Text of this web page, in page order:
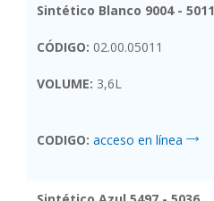
Sintético Blanco 9004 - 5011
CÓDIGO: 02.00.05011
VOLUME: 3,6L
CODIGO: acceso en línea